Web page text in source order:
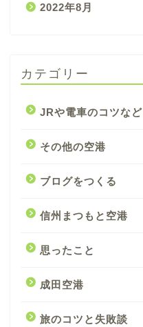
2022年8月
カテゴリー
JRや電車のコツなど
その他の空港
ブログをつくる
信州まつもと空港
思ったこと
成田空港
旅のコツと失敗談